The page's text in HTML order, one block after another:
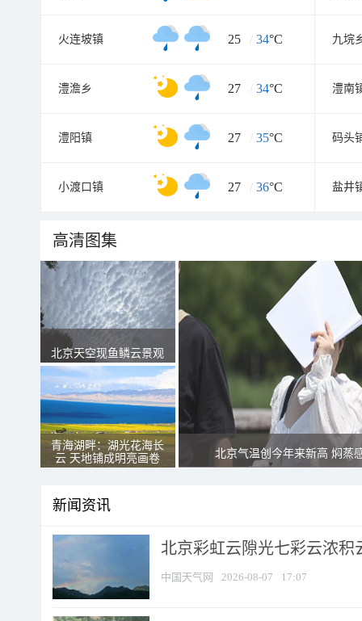
火连坡镇 25 / 34°C 九垸
澧澹乡 27 / 34°C 澧南
澧阳镇 27 / 35°C 码头
小渡口镇 27 / 36°C 盐井
高清图集
北京天空现鱼鳞云景观
青海湖畔：湖光花海长
云 天地铺成明亮画卷
北京气温创今年来新高 焖蒸
新闻资讯
北京彩虹云隙光七彩云浓积
中国天气网 2026-08-07 17:07